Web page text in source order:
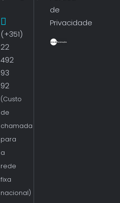
(+351)
22
492
93
92
(Custo
de
chamada
para
a
rede
fixa
nacional)
de
Privacidade